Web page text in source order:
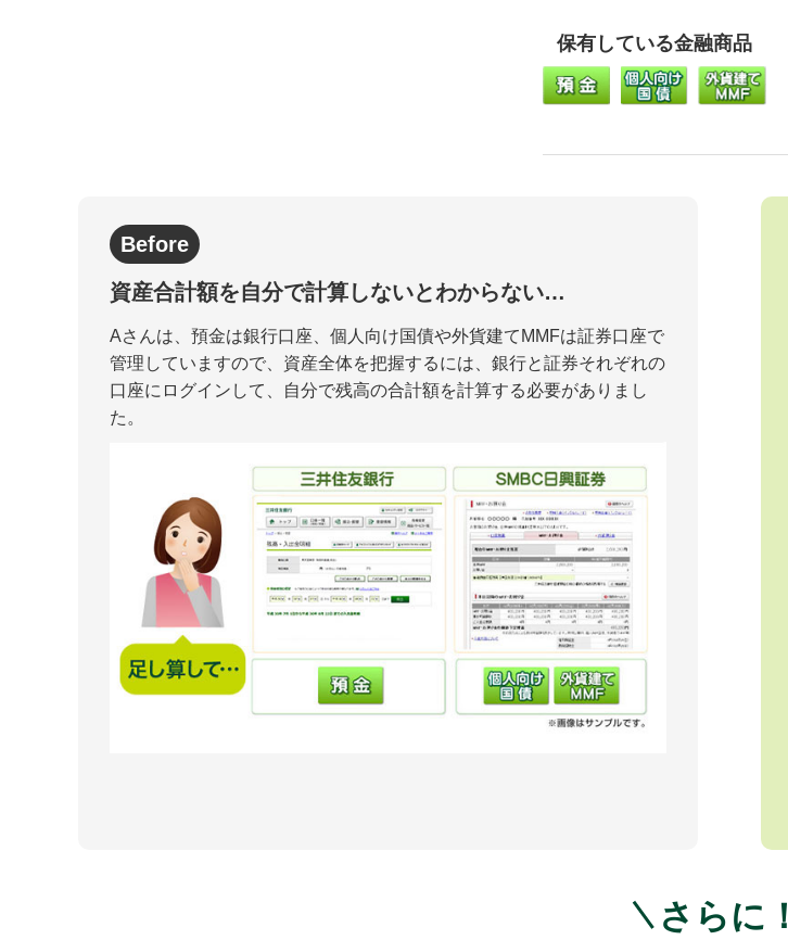
保有している金融商品
Before
資産合計額を自分で計算しないとわからない…
Aさんは、預金は銀行口座、個人向け国債や外貨建てMMFは証券口座で
管理していますので、資産全体を把握するには、銀行と証券それぞれの
口座にログインして、自分で残高の合計額を計算する必要がありまし
た。
さらに！